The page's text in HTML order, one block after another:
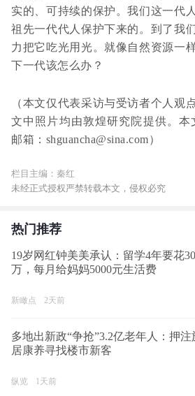
实的、可持续的保护。我们这一代
祖先一代代人保护下来的。到了我
力把它吃光用光。就像自然资源一
下一代该怎么办？
（本文仅代表采访与受访者个人观
文中照片均由敦煌研究院提供。
邮箱：shguancha@sina.com）
栏目主编：秦红
未经正式授权严禁转载本文，侵权必究
热门推荐
19岁网红钟美美承认：留学4年要花
万，每月给妈妈5000元生活费
新瞰点 2天前
多地出新政“争抢”3.2亿老年人：押注
居康养寻找楼市新客
纵览 1天前